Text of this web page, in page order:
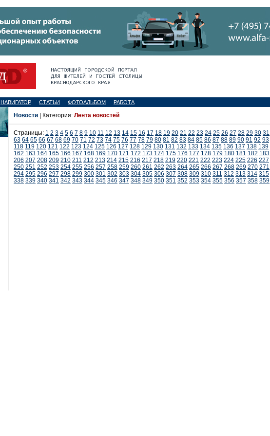
НАВИГАТОР СТАТЬИ ФОТОАЛЬБОМ РАБОТА
Новости | Категория: Лента новостей
Страницы: 1 2 3 4 5 6 7 8 9 10 11 12 13 14 15 16 17 18 19 20 21 22 23 24 25 26 27 28 29 30 31
63 64 65 66 67 68 69 70 71 72 73 74 75 76 77 78 79 80 81 82 83 84 85 86 87 88 89 90 91 92 93
118 119 120 121 122 123 124 125 126 127 128 129 130 131 132 133 134 135 136 137 138 139
162 163 164 165 166 167 168 169 170 171 172 173 174 175 176 177 178 179 180 181 182 183
206 207 208 209 210 211 212 213 214 215 216 217 218 219 220 221 222 223 224 225 226 227
250 251 252 253 254 255 256 257 258 259 260 261 262 263 264 265 266 267 268 269 270 271
294 295 296 297 298 299 300 301 302 303 304 305 306 307 308 309 310 311 312 313 314 315
338 339 340 341 342 343 344 345 346 347 348 349 350 351 352 353 354 355 356 357 358 359